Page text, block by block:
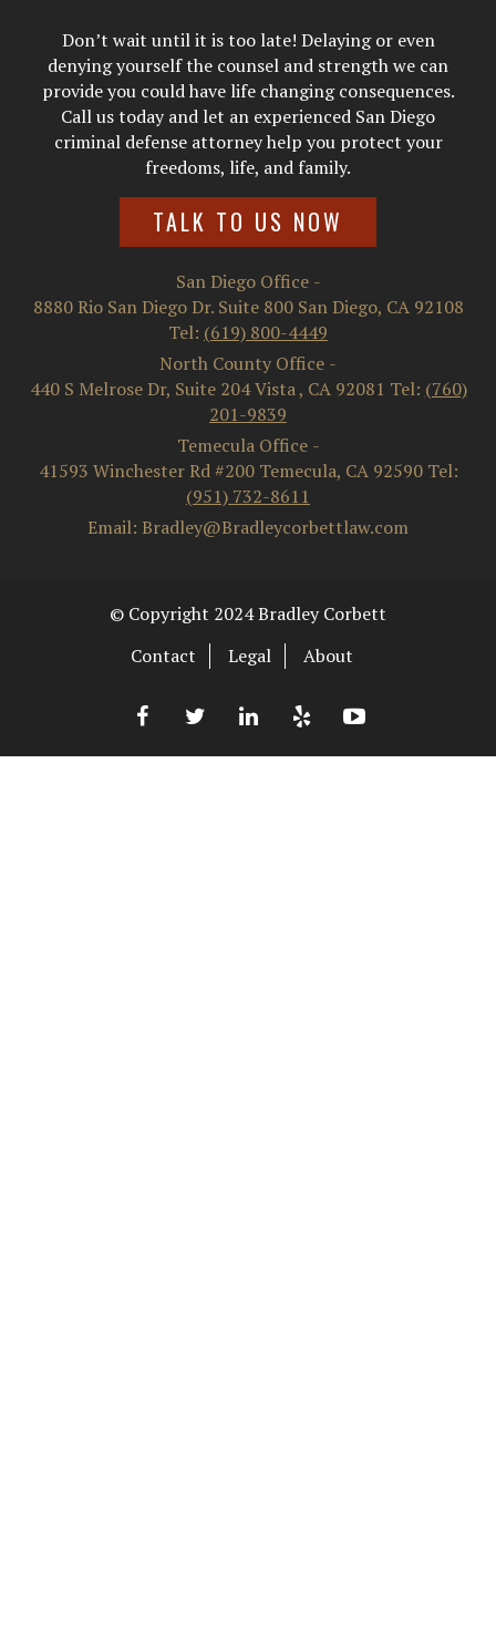
Don’t wait until it is too late! Delaying or even
denying yourself the counsel and strength we can
provide you could have life changing consequences.
Call us today and let an experienced San Diego
criminal defense attorney help you protect your
freedoms, life, and family.
TALK TO US NOW
San Diego Office -
8880 Rio San Diego Dr. Suite 800 San Diego, CA 92108
Tel: (619) 800-4449
North County Office -
440 S Melrose Dr, Suite 204 Vista, CA 92081 Tel: (760)
201-9839
Temecula Office -
41593 Winchester Rd #200 Temecula, CA 92590Tel:
(951) 732-8611
Email: Bradley@Bradleycorbettlaw.com
© Copyright 2024 Bradley Corbett
Contact
Legal About